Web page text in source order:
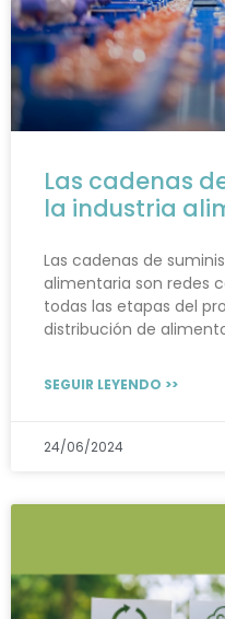
Las cadenas
la industria
Las cadenas de
alimentaria son redes
todas las etapas del
distribución de
SEGUIR LEYENDO >>
24/06/2024